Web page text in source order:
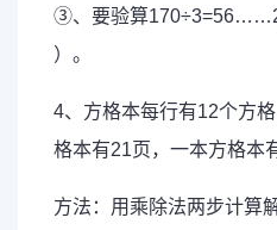
③、要验算
）。
4、方格本每行有12个方
格本有21页，一本方格本
方法：用乘除法两步计算